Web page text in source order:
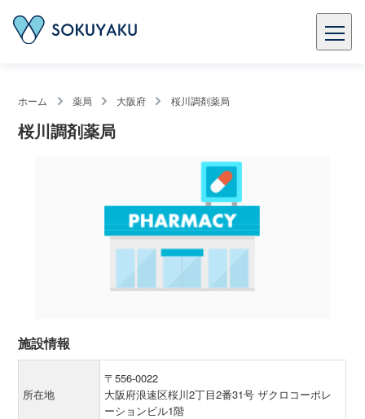
ホーム 薬局 大阪府 桜川調剤薬局
桜川調剤薬局
施設情報
所在地
〒556-0022
大阪府浪速区桜川2丁目2番31号 ザクロコーポレ
ーションビル1階